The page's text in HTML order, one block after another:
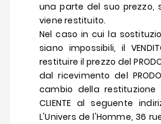
una parte del suo prezzo,
viene restituito.
Nel caso in cui la
siano impossibili, il
restituire il prezzo del
dal ricevimento del
cambio della restituzione
CLIENTE al seguente
L'Univers de l'Homme, 36